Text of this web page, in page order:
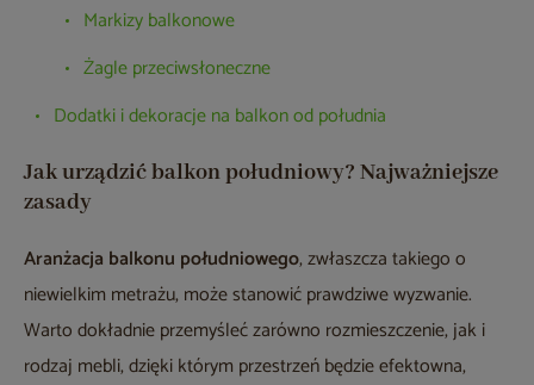
Markizy balkonowe
Żagle przeciwsłoneczne
Dodatki i dekoracje na balkon od południa
Jak urządzić balkon południowy? Najważniejsze
zasady
Aranżacja balkonu południowego, zwłaszcza takiego o
niewielkim metrażu, może stanowić prawdziwe wyzwanie.
Warto dokładnie przemyśleć zarówno rozmieszczenie, jak i
rodzaj mebli, dzięki którym przestrzeń będzie efektowna,